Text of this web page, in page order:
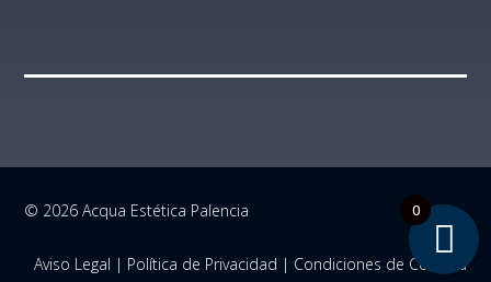
© 2026 Acqua Estética Palencia
Aviso Legal | Política de Privacidad | Condiciones de Compra
0